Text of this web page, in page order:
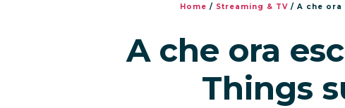
Home / Streaming & TV/ A che ora
A che ora
Things